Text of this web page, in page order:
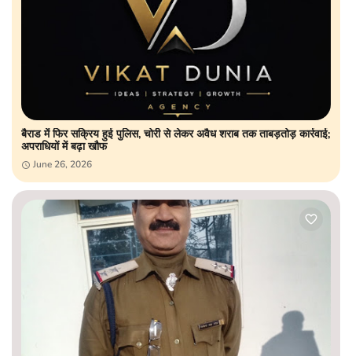
बैराड में फिर सक्रिय हुई पुलिस, चोरी से लेकर अवैध शराब तक ताबड़तोड़ कार्रवाई;
अपराधियों में बढ़ा खौफ
June 26, 2026